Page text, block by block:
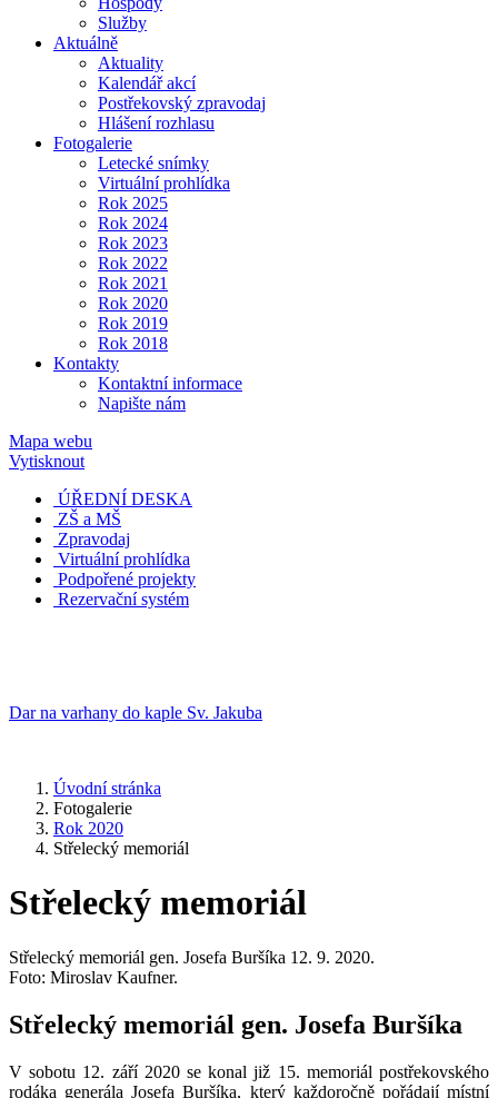
Služby
Aktuálně
Aktuality
Kalendář akcí
Postřekovský zpravodaj
Hlášení rozhlasu
Fotogalerie
Letecké snímky
Virtuální prohlídka
Rok 2025
Rok 2024
Rok 2023
Rok 2022
Rok 2021
Rok 2020
Rok 2019
Rok 2018
Kontakty
Kontaktní informace
Napište nám
Mapa webu
Vytisknout
ÚŘEDNÍ DESKA
ZŠ a MŠ
Zpravodaj
Virtuální prohlídka
Podpořené projekty
Rezervační systém
Dar na varhany do kaple Sv. Jakuba
Úvodní stránka
Fotogalerie
Rok 2020
Střelecký memoriál
Střelecký memoriál
Střelecký memoriál gen. Josefa Buršíka 12. 9. 2020.
Foto: Miroslav Kaufner.
Střelecký memoriál gen. Josefa Buršíka
V sobotu 12. září 2020 se konal již 15. memoriál postřekovského
rodáka generála Josefa Buršíka, který každoročně pořádají místní